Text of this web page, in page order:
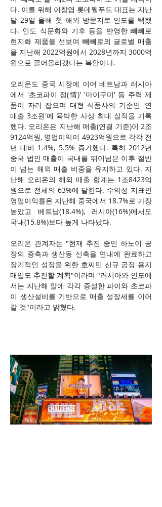
다. 이를 위해 이창엽 롯데웰푸드 대표는 지난
달 29일 올해 첫 해외 방문지로 인도를 택했
다. 인도 식문화와 기후 등을 반영한 빼빼로
현지화 제품을 선보여 빼빼로의 글로벌 매출
을 지난해 2022억원에서 2028년까지 3000억
원으로 끌어올리겠다는 복안이다.
오리온도 중국 시장에 이어 베트남과 러시아
에서 '초코파이 정(情)' '마이구미' 등 주력 제
품이 자리 잡으며 대형 식품사의 기준인 '연
매출 3조원'에 육박한 사상 최대 실적을 기록
했다. 오리온은 지난해 매출(연결 기준)이 2조
9124억원, 영업이익이 4923억원으로 각각 전
년 대비 1.4%, 5.5% 증가했다. 특히 2012년
중국 법인 매출이 국내를 뛰어넘은 이후 절반
이 넘는 해외 매출 비중을 유지하고 있다. 지
난해 오리온의 해외 매출 합계는 1조8423억
원으로 전체의 63%에 달한다. 수익성 지표인
영업이익률은 지난해 중국에서 18.7%로 가장
높았고 베트남(18.4%), 러시아(16%)에서도
국내(15.8%)보다 높게 나타났다.
오리온 관계자는 "현재 추진 중인 하노이 공
장의 증축과 생산동 신축을 연내에 완료하고
장기적인 성장을 위한 호찌민 신규 공장 용지
매입도 추진할 계획"이라며 "러시아와 인도에
서는 지난해 말에 각각 증설한 파이와 초코파
이 생산설비를 기반으로 매출 성장세를 이어
갈 것"이라고 밝혔다.